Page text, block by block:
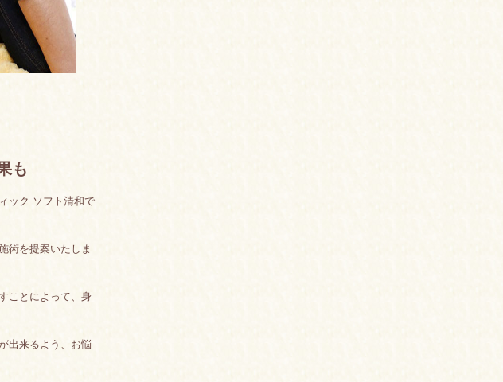
も
ック ソフト清和で
術を提案いたしま
ことによって、身
出来るよう、お悩